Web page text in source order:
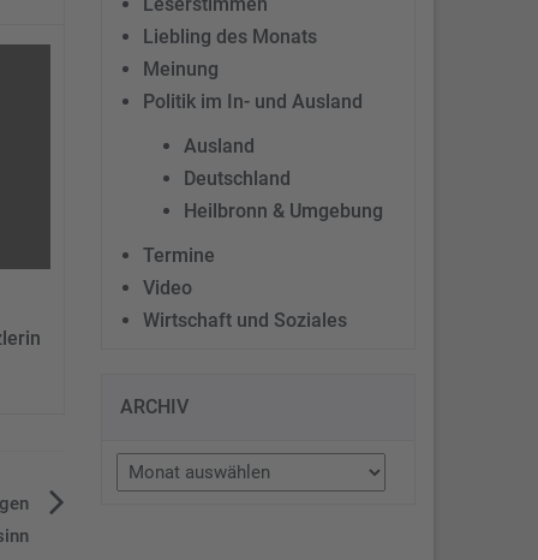
Liebling des Monats
Meinung
Politik im In- und Ausland
Ausland
Deutschland
Heilbronn & Umgebung
Termine
Video
Wirtschaft und Soziales
ARCHIV
Archiv